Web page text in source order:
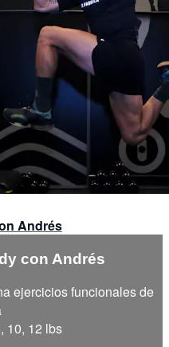
Andrés
con Andrés
ejercicios funcionales de
10, 12 lbs